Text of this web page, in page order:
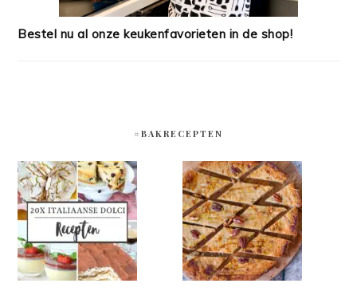
Bestel nu al onze keukenfavorieten in de shop!
#BAKRECEPTEN